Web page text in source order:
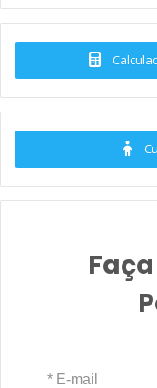
* E-mail